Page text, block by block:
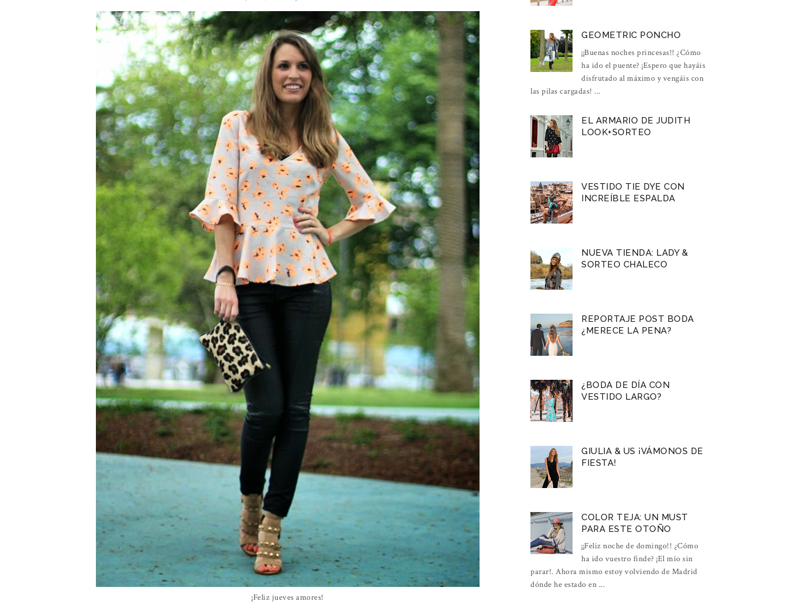
¡Feliz jueves amores!
GEOMETRIC PONCHO
¡¡Buenas noches princesas!! ¿Cómo
ha ido el puente? ¡Espero que hayáis
disfrutado al máximo y vengáis con
las pilas cargadas! ...
EL ARMARIO DE JUDITH
LOOK+SORTEO
VESTIDO TIE DYE CON
INCREÍBLE ESPALDA
NUEVA TIENDA: LADY &
SORTEO CHALECO
REPORTAJE POST BODA
¿MERECE LA PENA?
¿BODA DE DÍA CON
VESTIDO LARGO?
GIULIA & US ¡VÁMONOS DE
FIESTA!
COLOR TEJA: UN MUST
PARA ESTE OTOÑO
¡¡Feliz noche de domingo!! ¿Cómo
ha ido vuestro finde? ¡El mío sin
parar!. Ahora mismo estoy volviendo de Madrid
dónde he estado en ...